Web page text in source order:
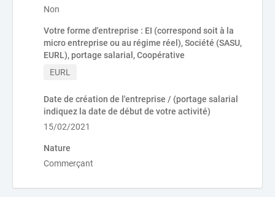
Non
Votre forme d'entreprise : EI (correspond soit à la
micro entreprise ou au régime réel), Société (SASU,
EURL), portage salarial, Coopérative
EURL
Date de création de l'entreprise / (portage salarial
indiquez la date de début de votre activité)
15/02/2021
Nature
Commerçant